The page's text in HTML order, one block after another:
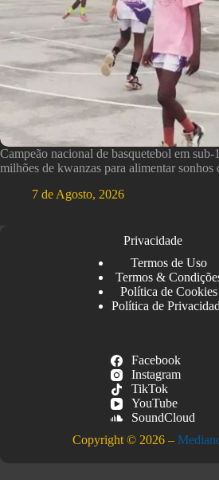
Campeão nacional de basquetebol em sub-
milhões de kwanzas para alimentar sonhos
7 de Agosto, 2026
Privacidade
Termos de Uso
Termos &
Política de Cookies
Política de
Facebook
Instagram
TikTok
YouTube
SoundCloud
Copyright © 2026 –